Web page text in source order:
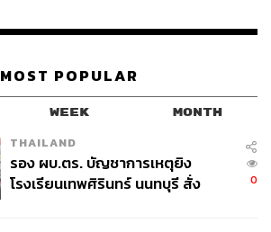
MOST POPULAR
WEEK MONTH
THAILAND
รอง ผบ.ตร. บัญชาการเหตุยิง
โรงเรียนเทพศิรินทร์ นนทบุรี สั่ง
0